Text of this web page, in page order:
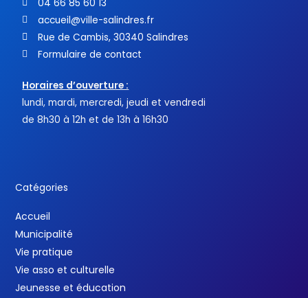
04 66 85 60 13
accueil@ville-salindres.fr
Rue de Cambis, 30340 Salindres
Formulaire de contact
Horaires d’ouverture :
lundi, mardi, mercredi, jeudi et vendredi
de 8h30 à 12h et de 13h à 16h30
Catégories
Accueil
Municipalité
Vie pratique
Vie asso et culturelle
Jeunesse et éducation